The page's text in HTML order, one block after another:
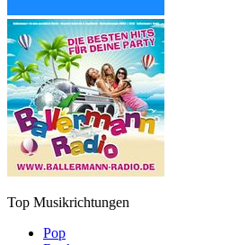
Top Musikrichtungen
Pop